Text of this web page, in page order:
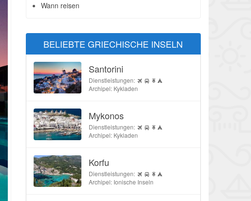
Wann reisen
BELIEBTE GRIECHISCHE INSELN
Santorini
Dienstleistungen:
Archipel: Kykladen
Mykonos
Dienstleistungen:
Archipel: Kykladen
Korfu
Dienstleistungen:
Archipel: Ionische Inseln